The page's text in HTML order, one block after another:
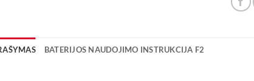
BATERIJOS NAUDOJIMO INSTRUKCIJA F2